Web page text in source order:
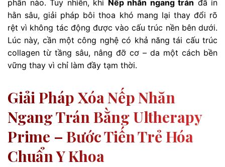
phần nào. Tuy nhiên, khi Nếp nhăn ngang trán đã in
hằn sâu, giải pháp bôi thoa khó mang lại thay đổi rõ
rệt vì không tác động được vào cấu trúc nền bên dưới.
Lúc này, cần một công nghệ có khả năng tái cấu trúc
collagen từ tầng sâu, nâng đỡ cơ – da một cách bền
vững thay vì chỉ làm đầy tạm thời.
Giải Pháp Xóa Nếp Nhăn
Ngang Trán Bằng Ultherapy
Prime – Bước Tiến Trẻ Hóa
Chuẩn Y Khoa